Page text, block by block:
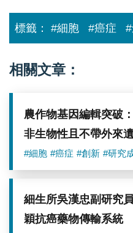
院）
標籤： #細胞 #癌症
相關文章：
農作物基因編輯突破
非生物性且不帶外來
#細胞 #癌症 #創新 #研究
細生所吳漢忠副研究
穎抗癌藥物傳輸系統